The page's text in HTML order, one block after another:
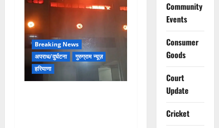
Breaking News
अपराध/दुर्घटना
गुरुग्राम न्यूज़
हरियाणा
Community
Events
Consumer
Goods
Court
Update
Cricket